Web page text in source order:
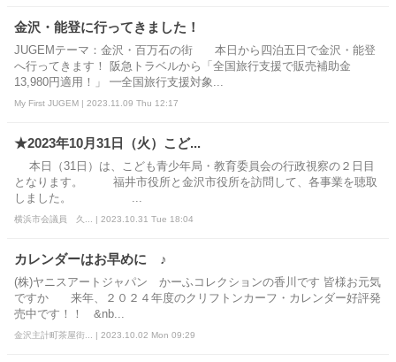
金沢・能登に行ってきました！
JUGEMテーマ：金沢・百万石の街 本日から四泊五日で金沢・能登
へ行ってきます！ 阪急トラベルから「全国旅行支援で販売補助金
13,980円適用！」 ━全国旅行支援対象...
My First JUGEM | 2023.11.09 Thu 12:17
★2023年10月31日（火）こど...
本日（31日）は、こども青少年局・教育委員会の行政視察の２日目
となります。 福井市役所と金沢市役所を訪問して、各事業を聴取
しました。 ...
横浜市会議員 久... | 2023.10.31 Tue 18:04
カレンダーはお早めに ♪
(株)ヤニスアートジャパン かーふコレクションの香川です 皆様お元気
ですか 来年、２０２４年度のクリフトンカーフ・カレンダー好評発
売中です！！ &nb...
金沢主計町茶屋街... | 2023.10.02 Mon 09:29